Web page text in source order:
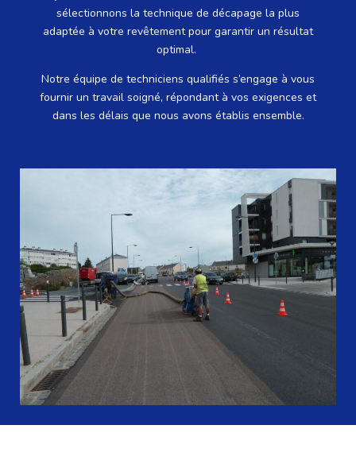
sélectionnons la technique de décapage la plus
adaptée à votre revêtement pour garantir un résultat
optimal.
Notre équipe de techniciens qualifiés s’engage à vous
fournir un travail soigné, répondant à vos exigences et
dans les délais que nous avons établis ensemble.